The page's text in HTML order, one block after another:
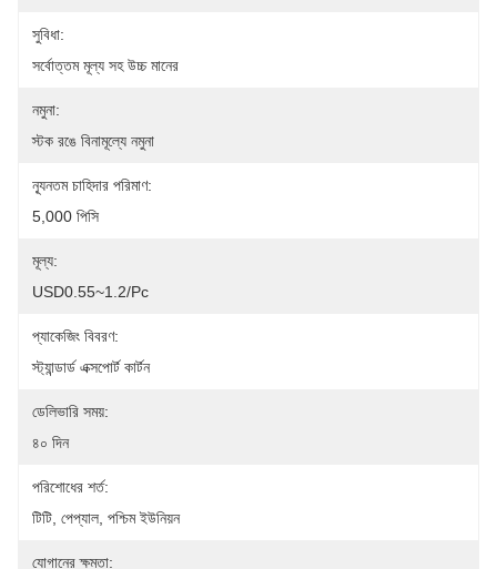
সুবিধা:
সর্বোত্তম মূল্য সহ উচ্চ মানের
নমুনা:
স্টক রঙে বিনামূল্যে নমুনা
ন্যূনতম চাহিদার পরিমাণ:
5,000 পিসি
মূল্য:
USD0.55~1.2/pc
প্যাকেজিং বিবরণ:
স্ট্যান্ডার্ড এক্সপোর্ট কার্টন
ডেলিভারি সময়:
৪০ দিন
পরিশোধের শর্ত:
টিটি, পেপ্যাল, পশ্চিম ইউনিয়ন
যোগানের ক্ষমতা: